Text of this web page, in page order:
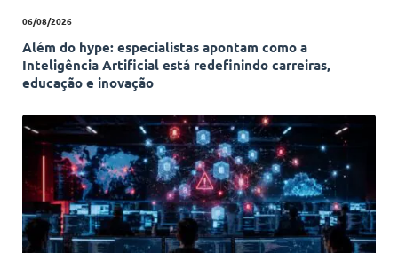
06/08/2026
Além do hype: especialistas apontam como a
Inteligência Artificial está redefinindo carreiras,
educação e inovação